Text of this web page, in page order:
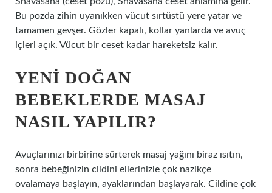
Bu pozda zihin uyanıkken vücut sırtüstü yere yatar ve
tamamen gevşer. Gözler kapalı, kollar yanlarda ve avuç
içleri açık. Vücut bir ceset kadar hareketsiz kalır.
YENI DOĞAN
BEBEKLERDE MASAJ
NASIL YAPILIR?
Avuçlarınızı birbirine sürterek masaj yağını biraz ısıtın,
sonra bebeğinizin cildini ellerinizle çok nazikçe
ovalamaya başlayın, ayaklarından başlayarak. Cildine çok